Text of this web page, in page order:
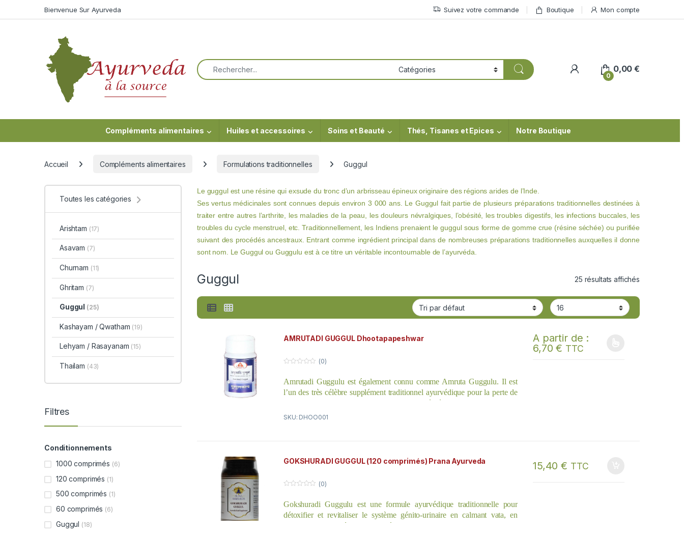
Bienvenue Sur Ayurveda Suivez votre commande Boutique Mon compte
Search for:
My Account
0
0,00€
Compléments alimentaires Huiles et accessoires Soins et Beauté Thés, Tisanes et Epices Notre Boutique
Accueil Compléments alimentaires Formulations traditionnelles Guggul
Le guggul est une résine qui exsude du tronc d’un arbrisseau épineux originaire des régions arides de l’Inde.
Ses vertus médicinales sont connues depuis environ 3 000 ans. Le Guggul fait partie de plusieurs préparations traditionnelles destinées à
traiter entre autres l’arthrite, les maladies de la peau, les douleurs névralgiques, l’obésité, les troubles digestifs, les infections buccales, les
troubles du cycle menstruel, etc. Traditionnellement, les Indiens prenaient le guggul sous forme de gomme crue (résine séchée) ou purifiée
suivant des procédés ancestraux. Entrant comme ingrédient principal dans de nombreuses préparations traditionnelles auxquelles il donne
sont nom. Le Guggul ou Guggulu est à ce titre un véritable incontournable de l’ayurvéda.
Guggul 25 résultats affichés
AMRUTADI GUGGUL Dhootapapeshwar
u
t
o
(0)
Amrutadi Guggulu est également connu comme Amruta Guggulu. Il est
l’un des très célèbre supplément traditionnel ayurvédique pour la perte de
de la peau, pour tous types de maladies inflammatoires ou infectieuses
SKU: DHOO001
A partir de :
6,70€ TTC
Ce produit a plusieurs variations. Les
GOKSHURADI GUGGUL (120 comprimés) Prana Ayurveda
u
o
(0)
Gokshuradi Guggulu est une formule ayurvédique traditionnelle pour
détoxifier et revitaliser le système génito-urinaire en calmant vata, en
apaisant pitta et en éliminant l’excès de kapha.
15,40€ TTC
Toutes les catégories
Arishtam (17)
Asavam (7)
Churnam (11)
Ghritam (7)
Guggul (25)
Kashayam / Qwatham (19)
Lehyam / Rasayanam (15)
Thailam (43)
Filtres
Conditionnements
1000 comprimés (6)
120 comprimés (1)
500 comprimés (1)
60 comprimés (6)
Guggul (18)